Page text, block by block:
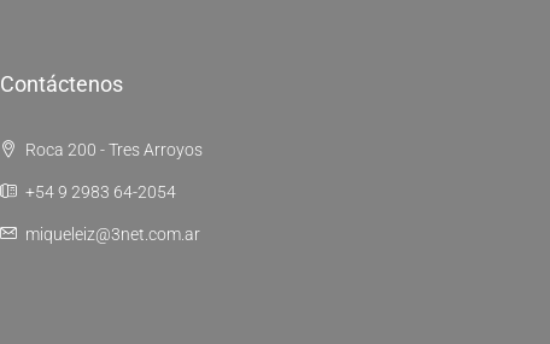
Contáctenos
Roca 200 - Tres Arroyos
+54 9 2983 64-2054
miqueleiz@3net.com.ar